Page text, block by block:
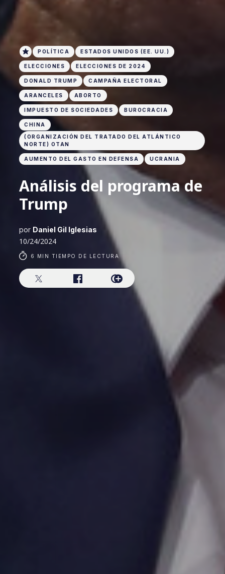
POLÍTICA ESTADOS UNIDOS (EE. UU.)
ELECCIONES ELECCIONES DE 2024
DONALD TRUMP CAMPAÑA ELECTORAL
ARANCELES ABORTO
IMPUESTO DE SOCIEDADES BUROCRACIA
CHINA
(ORGANIZACIÓN DEL TRATADO DEL ATLÁNTICO
NORTE) OTAN
AUMENTO DEL GASTO EN DEFENSA UCRANIA
Análisis del programa de
Trump
por Daniel Gil Iglesias
10/24/2024
6 MIN TIEMPO DE LECTURA